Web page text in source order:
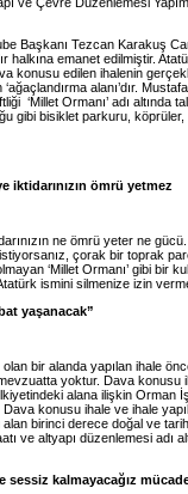
Başkanı Tezcan Karakuş
halkına emanet edilmiştir.
konusu edilen ihalenin
alanı’dır.
‘Millet Ormanı’ adı altında
gibi bisiklet parkuru, köprüler,
iktidarınızın ömrü yetmez
ne ömrü yeter ne
çorak bir toprak
‘Millet Ormanı’ gibi bir
ismini silmenize izin
yaşanacak”
bir alanda yapılan ihale
mevzuatta yoktur. Dava konusu
alana ilişkin Orman
konusu ihale ve ihale
birinci derece doğal ve
ve altyapı düzenlemesi adı
sessiz kalmayacağız